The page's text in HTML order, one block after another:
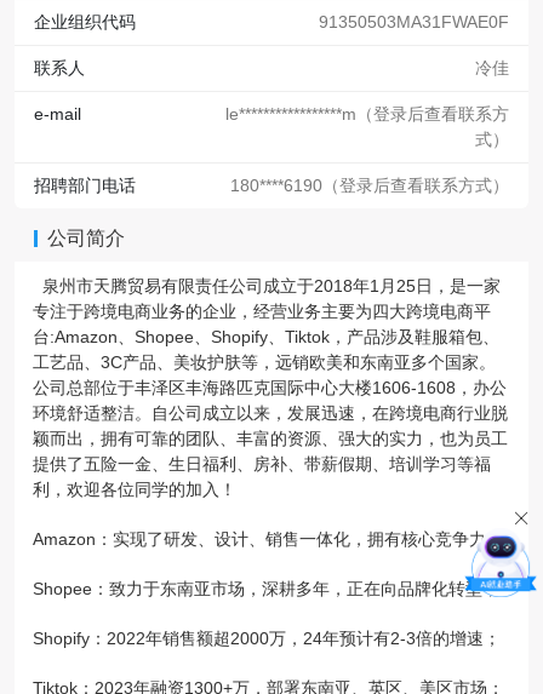
企业组织代码 91350503MA31FWAE0F
联系人 冷佳
e-mail
le*****************m（登录后查看联系方
式）
招聘部门电话 180****6190（登录后查看联系方式）
公司简介
泉州市天腾贸易有限责任公司成立于2018年1月25日，是一家
专注于跨境电商业务的企业，经营业务主要为四大跨境电商平
台:Amazon、Shopee、Shopify、Tiktok，产品涉及鞋服箱包、
工艺品、3C产品、美妆护肤等，远销欧美和东南亚多个国家。
公司总部位于丰泽区丰海路匹克国际中心大楼1606-1608，办公
环境舒适整洁。自公司成立以来，发展迅速，在跨境电商行业脱
颖而出，拥有可靠的团队、丰富的资源、强大的实力，也为员工
提供了五险一金、生日福利、房补、带薪假期、培训学习等福
利，欢迎各位同学的加入！
Amazon：实现了研发、设计、销售一体化，拥有核心竞争力；
Shopee：致力于东南亚市场，深耕多年，正在向品牌化转型；
Shopify：2022年销售额超2000万，24年预计有2-3倍的增速；
Tiktok：2023年融资1300+万，部署东南亚、英区、美区市场；